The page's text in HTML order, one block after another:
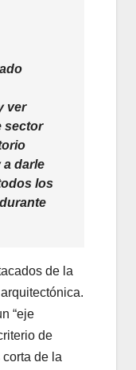
ver
sector
a darle
los
de la
“eje
de
de la